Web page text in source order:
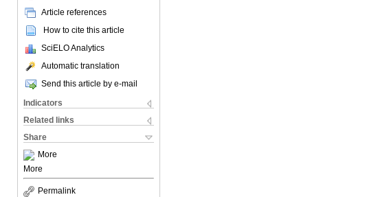
Article references
How to cite this article
SciELO Analytics
Automatic translation
Send this article by e-mail
Indicators
Related links
Share
More
More
Permalink